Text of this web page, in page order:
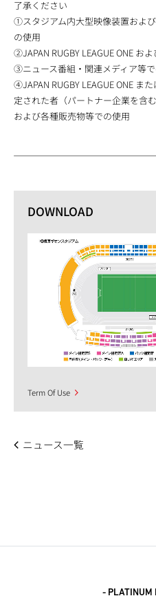
了承ください
①スタジアム内大型映像装置およ
の使用
②JAPAN RUGBY LEAGUE ONE お
③ニュース番組・関連メディア等
④JAPAN RUGBY LEAGUE ONE ま
定された者（パートナー企業を含
および各種販売物等での使用
DOWNLOAD
Term Of Use
ニュース一覧
- PLATINUM